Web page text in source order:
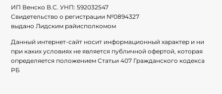
ИП Венско В.С. УНП:592032547
Свидетельство о регистрации №0894327
выдано Лидским райисполкомом
Данный интернет-сайт носит информационный характер и ни
при каких условиях не является публичной офертой, которая
определяется положением Статьи 407 Гражданского кодекса
РБ